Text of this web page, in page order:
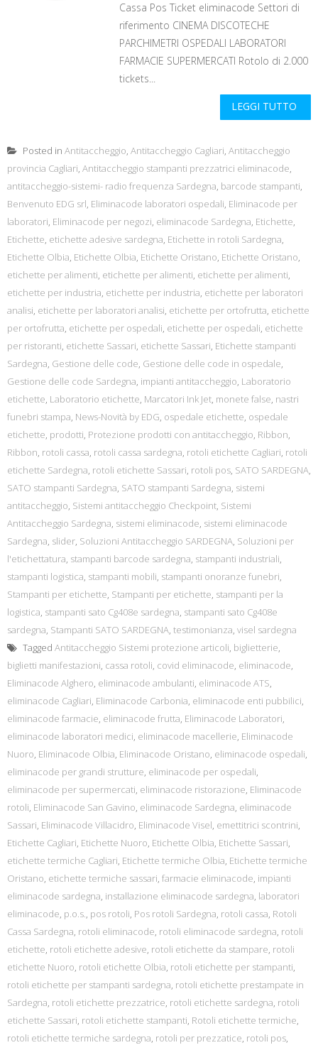
Cassa Pos Ticket eliminacode Settori di
riferimento CINEMA DISCOTECHE
PARCHIMETRI OSPEDALI LABORATORI
FARMACIE SUPERMERCATI Rotolo di 2.000
tickets...
LEGGI TUTTO
Posted in Antitaccheggio, Antitaccheggio Cagliari, Antitaccheggio
provincia Cagliari, Antitaccheggio stampanti prezzatrici eliminacode,
antitaccheggio-sistemi- radio frequenza Sardegna, barcode stampanti,
Benvenuto EDG srl, Eliminacode laboratori ospedali, Eliminacode per
laboratori, Eliminacode per negozi, eliminacode Sardegna, Etichette,
Etichette, etichette adesive sardegna, Etichette in rotoli Sardegna,
Etichette Olbia, Etichette Olbia, Etichette Oristano, Etichette Oristano,
etichette per alimenti, etichette per alimenti, etichette per alimenti,
etichette per industria, etichette per industria, etichette per laboratori
analisi, etichette per laboratori analisi, etichette per ortofrutta, etichette
per ortofrutta, etichette per ospedali, etichette per ospedali, etichette
per ristoranti, etichette Sassari, etichette Sassari, Etichette stampanti
Sardegna, Gestione delle code, Gestione delle code in ospedale,
Gestione delle code Sardegna, impianti antitaccheggio, Laboratorio
etichette, Laboratorio etichette, Marcatori Ink Jet, monete false, nastri
funebri stampa, News-Novità by EDG, ospedale etichette, ospedale
etichette, prodotti, Protezione prodotti con antitaccheggio, Ribbon,
Ribbon, rotoli cassa, rotoli cassa sardegna, rotoli etichette Cagliari, rotoli
etichette Sardegna, rotoli etichette Sassari, rotoli pos, SATO SARDEGNA,
SATO stampanti Sardegna, SATO stampanti Sardegna, sistemi
antitaccheggio, Sistemi antitaccheggio Checkpoint, Sistemi
Antitaccheggio Sardegna, sistemi eliminacode, sistemi eliminacode
Sardegna, slider, Soluzioni Antitaccheggio SARDEGNA, Soluzioni per
l'etichettatura, stampanti barcode sardegna, stampanti industriali,
stampanti logistica, stampanti mobili, stampanti onoranze funebri,
Stampanti per etichette, Stampanti per etichette, stampanti per la
logistica, stampanti sato Cg408e sardegna, stampanti sato Cg408e
sardegna, Stampanti SATO SARDEGNA, testimonianza, visel sardegna
Tagged Antitaccheggio Sistemi protezione articoli, biglietterie,
biglietti manifestazioni, cassa rotoli, covid eliminacode, eliminacode,
Eliminacode Alghero, eliminacode ambulanti, eliminacode ATS,
eliminacode Cagliari, Eliminacode Carbonia, eliminacode enti pubbilici,
eliminacode farmacie, eliminacode frutta, Eliminacode Laboratori,
eliminacode laboratori medici, eliminacode macellerie, Eliminacode
Nuoro, Eliminacode Olbia, Eliminacode Oristano, eliminacode ospedali,
eliminacode per grandi strutture, eliminacode per ospedali,
eliminacode per supermercati, eliminacode ristorazione, Eliminacode
rotoli, Eliminacode San Gavino, eliminacode Sardegna, eliminacode
Sassari, Eliminacode Villacidro, Eliminacode Visel, emettitrici scontrini,
Etichette Cagliari, Etichette Nuoro, Etichette Olbia, Etichette Sassari,
etichette termiche Cagliari, Etichette termiche Olbia, Etichette termiche
Oristano, etichette termiche sassari, farmacie eliminacode, impianti
eliminacode sardegna, installazione eliminacode sardegna, laboratori
eliminacode, p.o.s., pos rotoli, Pos rotoli Sardegna, rotoli cassa, Rotoli
Cassa Sardegna, rotoli eliminacode, rotoli eliminacode sardegna, rotoli
etichette, rotoli etichette adesive, rotoli etichette da stampare, rotoli
etichette Nuoro, rotoli etichette Olbia, rotoli etichette per stampanti,
rotoli etichette per stampanti sardegna, rotoli etichette prestampate in
Sardegna, rotoli etichette prezzatrice, rotoli etichette sardegna, rotoli
etichette Sassari, rotoli etichette stampanti, Rotoli etichette termiche,
rotoli etichette termiche sardegna, rotoli per prezzatice, rotoli pos,